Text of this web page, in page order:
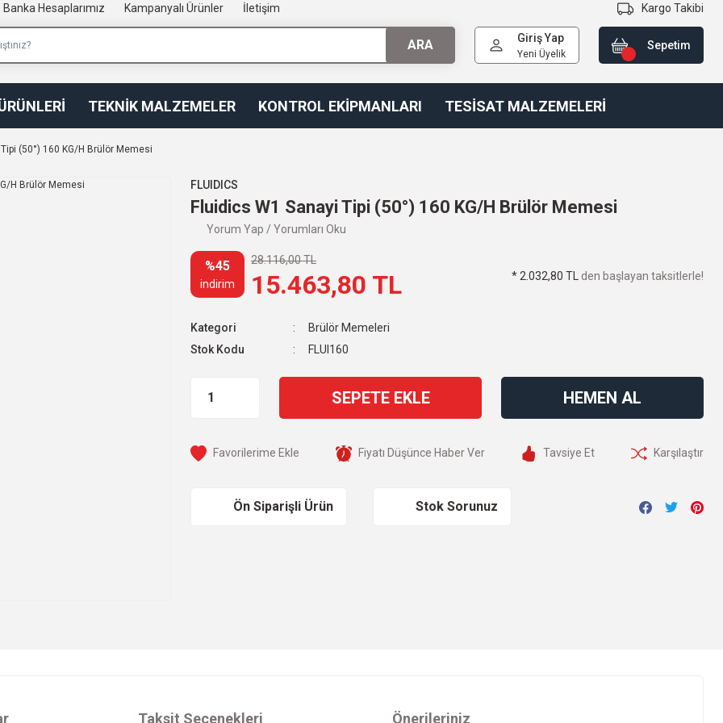
Banka Hesaplarımız Kampanyalı Ürünler İletişim
ARA
Kargo Takibi
Giriş Yap
Yeni Üyelik
Sepetim
TEKNİK MALZEMELER KONTROL EKİPMANLARI TESİSAT MALZEMELERİ
(50°) 160 KG/H Brülör Memesi
FLUIDICS
Fluidics W1 Sanayi Tipi (50°) 160 KG/H Brülör Memesi
Yorum Yap / Yorumları Oku
%45
indirim
28.116,00 TL
15.463,80 TL * 2.032,80 TL den başlayan taksitlerle!
Kategori
Brülör Memeleri
Stok Kodu
FLUI160
SEPETE EKLE HEMEN AL
Fiyatı Düşünce Haber Ver Tavsiye Et Karşılaştır
Ön Siparişli Ürün Stok Sorunuz
Taksit Seçenekleri Önerileriniz